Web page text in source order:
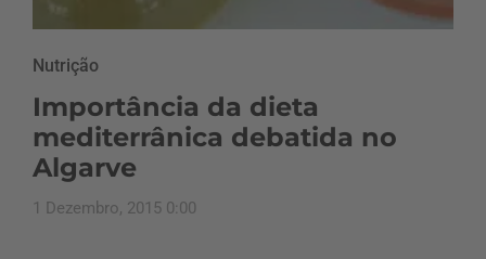
Nutrição
Importância da dieta
mediterrânica debatida no
Algarve
1 Dezembro, 2015 0:00